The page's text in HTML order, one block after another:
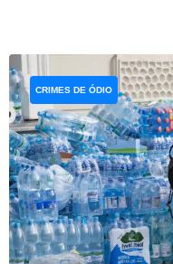
CRIMES DE ÓDIO